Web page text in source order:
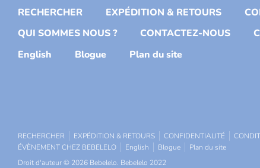
RECHERCHER EXPÉDITION & RETOURS
QUI SOMMES NOUS ?
CONTACTEZ-NOUS
English
Blogue Plan du site
RECHERCHER EXPÉDITION & RETOURS CONFIDENTIALITÉ
ÉVÈNEMENT CHEZ BEBELELO
English Blogue
Plan du site
Droit d'auteur © 2026 Bebelelo. Bebelelo 2022